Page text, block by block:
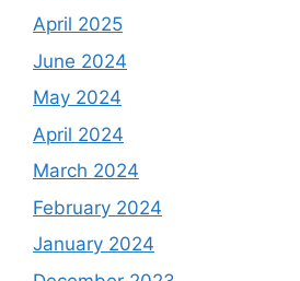
April 2025
June 2024
May 2024
April 2024
March 2024
February 2024
January 2024